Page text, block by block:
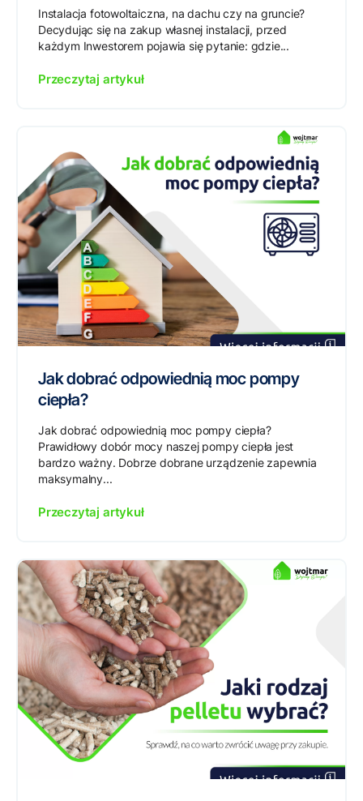
Instalacja fotowoltaiczna, na dachu czy na gruncie?
Decydując się na zakup własnej instalacji, przed
każdym Inwestorem pojawia się pytanie: gdzie...
Przeczytaj artykuł
Jak dobrać odpowiednią moc pompy
ciepła?
Jak dobrać odpowiednią moc pompy ciepła?
Prawidłowy dobór mocy naszej pompy ciepła jest
bardzo ważny. Dobrze dobrane urządzenie zapewnia
maksymalny...
Przeczytaj artykuł